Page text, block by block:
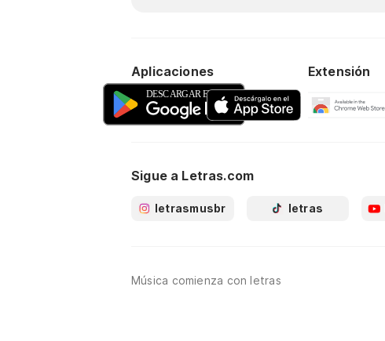
Aplicaciones Extensión
Sigue a Letras.com
letrasmusbr letras
Música comienza con letras